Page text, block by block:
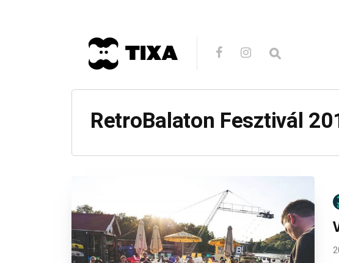
RetroBalaton Fesztivál